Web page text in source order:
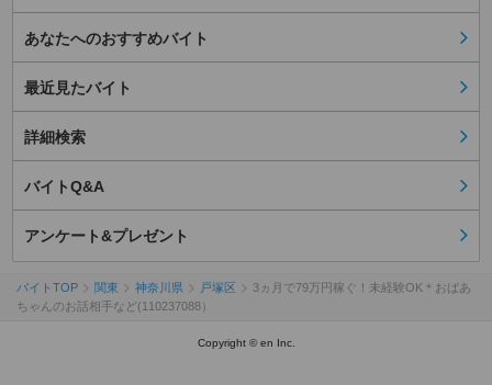
あなたへのおすすめバイト
最近見たバイト
詳細検索
バイトQ&A
アンケート&プレゼント
バイトTOP 関東 神奈川県 戸塚区
3ヵ月で79万円稼ぐ！未経験OK＊おばあ
ちゃんのお話相手など(110237088）
Copyright © en Inc.